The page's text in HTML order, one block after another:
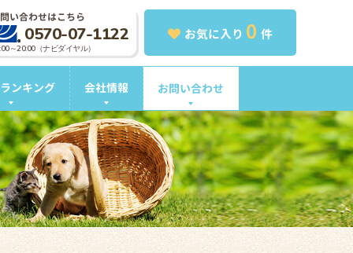
お気に入り 0 件
い合わせはこちら
0570-07-1122
～20:00（ナビダイヤル）
ンキング 会社情報 お問い合わせ